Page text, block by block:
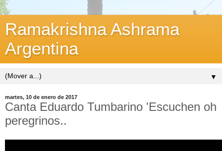
Ramakrishna Ashrama
Argentina
▼
martes, 10 de enero de 2017
Canta Eduardo Tumbarino 'Escuchen oh
peregrinos..